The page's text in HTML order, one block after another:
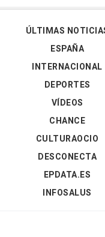
ÚLTIMAS
ESPAÑA
INTERNACIONAL
DEPORTES
VÍDEOS
CHANCE
CULTURAOCIO
DESCONECTA
EPDATA.ES
INFOSALUS